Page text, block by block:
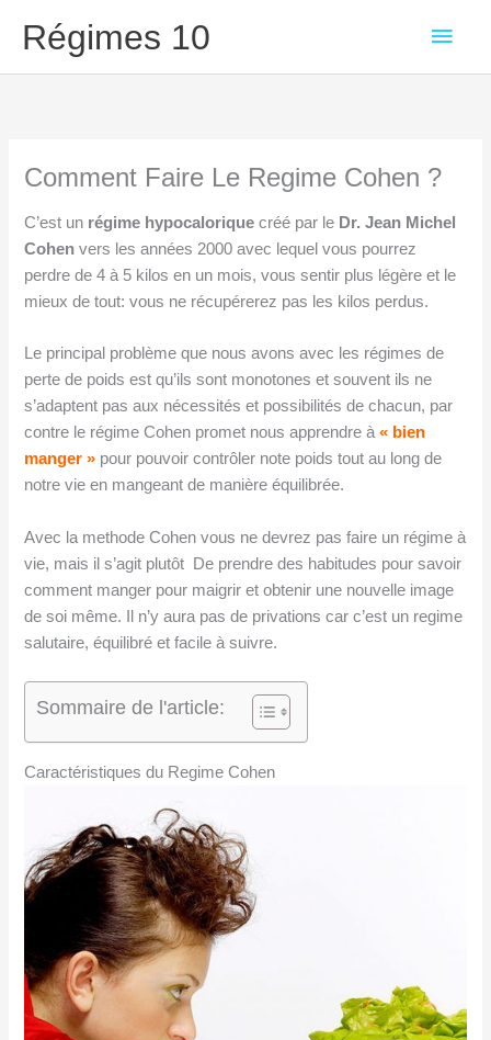
Régimes 10
Comment Faire Le Regime Cohen ?
C’est un régime hypocalorique créé par le Dr. Jean Michel
Cohen vers les années 2000 avec lequel vous pourrez
perdre de 4 à 5 kilos en un mois, vous sentir plus légère et le
mieux de tout: vous ne récupérerez pas les kilos perdus.
Le principal problème que nous avons avec les régimes de
perte de poids est qu’ils sont monotones et souvent ils ne
s’adaptent pas aux nécessités et possibilités de chacun, par
contre le régime Cohen promet nous apprendre à« bien
manger » pour pouvoir contrôler note poids tout au long de
notre vie en mangeant de manière équilibrée.
Avec la methode Cohen vous ne devrez pas faire un régime à
vie, mais il s’agit plutôt De prendre des habitudes pour savoir
comment manger pour maigrir et obtenir une nouvelle image
de soi même. Il n’y aura pas de privations car c’est un regime
salutaire, équilibré et facile à suivre.
Sommaire de l'article:
Caractéristiques du Regime Cohen